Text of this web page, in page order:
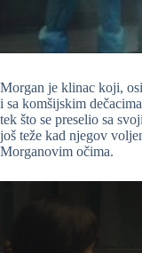
Morgan je klinac koji,
i sa komšijskim
tek što se preselio sa
još teže kad njegov
Morganovim očima.